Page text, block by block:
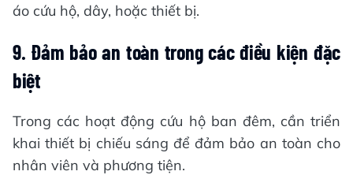
áo cứu hộ, dây, hoặc thiết bị.
9. Đảm bảo an toàn trong các điều kiện đặc
biệt
Trong các hoạt động cứu hộ ban đêm, cần triển
khai thiết bị chiếu sáng để đảm bảo an toàn cho
nhân viên và phương tiện.